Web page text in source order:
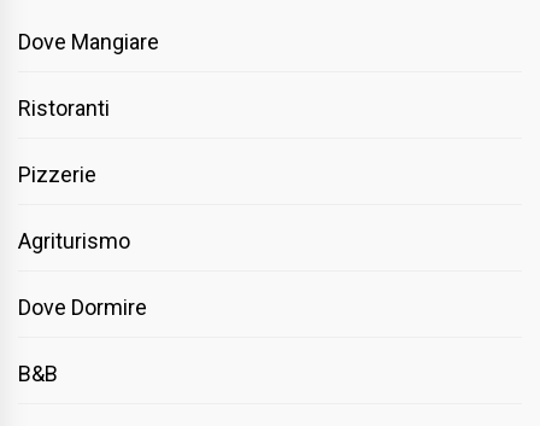
Dove Mangiare
Ristoranti
Pizzerie
Agriturismo
Dove Dormire
B&B